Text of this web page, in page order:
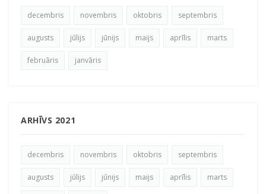
decembris novembris oktobris septembris
augusts jūlijs jūnijs maijs aprīlis marts
februāris janvāris
ARHĪVS 2021
decembris novembris oktobris septembris
augusts jūlijs jūnijs maijs aprīlis marts